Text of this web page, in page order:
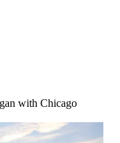
with Chicago